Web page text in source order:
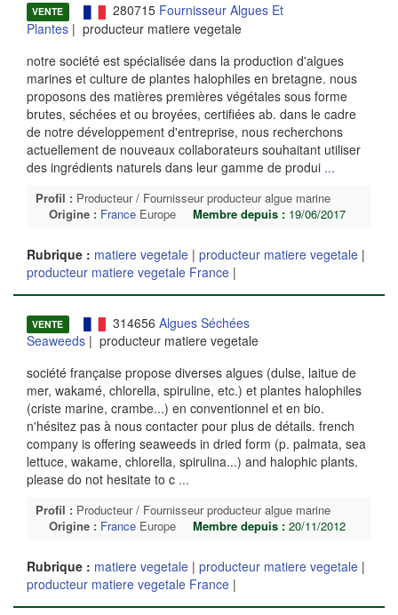
VENTE 280715 Fournisseur Algues Et
Plantes | producteur matiere vegetale
notre société est spécialisée dans la production d'algues
marines et culture de plantes halophiles en bretagne. nous
proposons des matières premières végétales sous forme
brutes, séchées et ou broyées, certifiées ab. dans le cadre
de notre développement d'entreprise, nous recherchons
actuellement de nouveaux collaborateurs souhaitant utiliser
des ingrédients naturels dans leur gamme de produi ...
Profil : Producteur / Fournisseur producteur algue marine
Origine : France Europe Membre depuis : 19/06/2017
Rubrique : matiere vegetale | producteur matiere vegetale |
producteur matiere vegetale France |
VENTE 314656 Algues Séchées
Seaweeds | producteur matiere vegetale
société française propose diverses algues (dulse, laitue de
mer, wakamé, chlorella, spiruline, etc.) et plantes halophiles
(criste marine, crambe...) en conventionnel et en bio.
n'hésitez pas à nous contacter pour plus de détails. french
company is offering seaweeds in dried form (p. palmata, sea
lettuce, wakame, chlorella, spirulina...) and halophic plants.
please do not hesitate to c ...
Profil : Producteur / Fournisseur producteur algue marine
Origine : France Europe Membre depuis : 20/11/2012
Rubrique : matiere vegetale | producteur matiere vegetale |
producteur matiere vegetale France |